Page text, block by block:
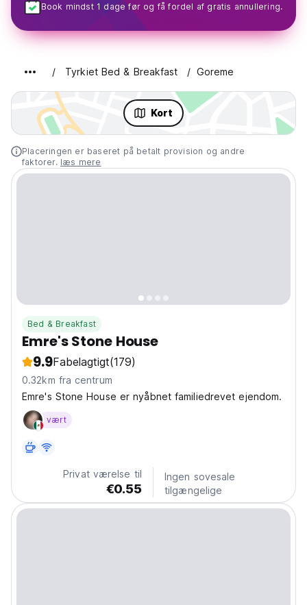
Book mindst 1 dage før og få fordel af gratis annullering.
Tyrkiet Bed & Breakfast Goreme
Kort
Placeringen er baseret på betalt provision og andre
faktorer. læs mere
Bed & Breakfast
Emre's Stone House
9.9Fabelagtigt(179)
0.32km fra centrum
Emre's Stone House er nyåbnet familiedrevet ejendom.
vært
Privat værelse til
€0.55
Ingen sovesale
tilgængelige